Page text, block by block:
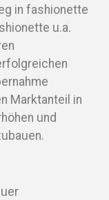
in fashionette
u.a.
Marktanteil in
und